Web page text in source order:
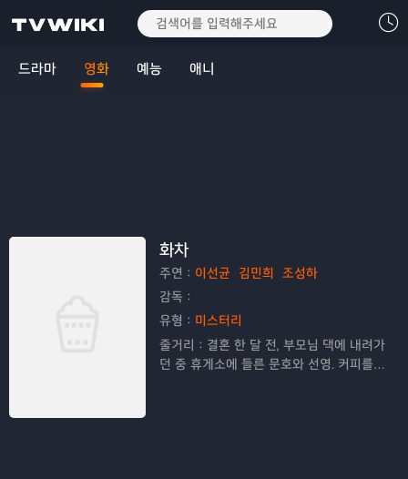
드라마 영화 예능 애니
화차
주연： 이선균 김민희
조성하
감독：
유형： 미스터리
줄거리： 결혼 한 달 전, 부모님 댁에 내려가
던 중 휴게소에 들른 문호와 선영. 커피를